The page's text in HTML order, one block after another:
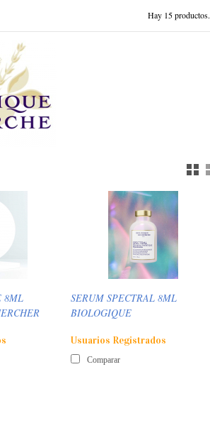
Hay 15 productos.
8ML
SERUM SPECTRAL 8ML
BIOLOGIQUE
Usuarios Registrados
Comparar